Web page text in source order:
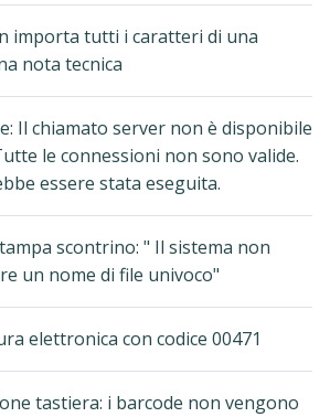
importa tutti i caratteri di una
nota tecnica
Il chiamato server non è disponibile
le connessioni non sono valide.
essere stata eseguita.
scontrino: " Il sistema non
un nome di file univoco"
elettronica con codice 00471
tastiera: i barcode non vengono